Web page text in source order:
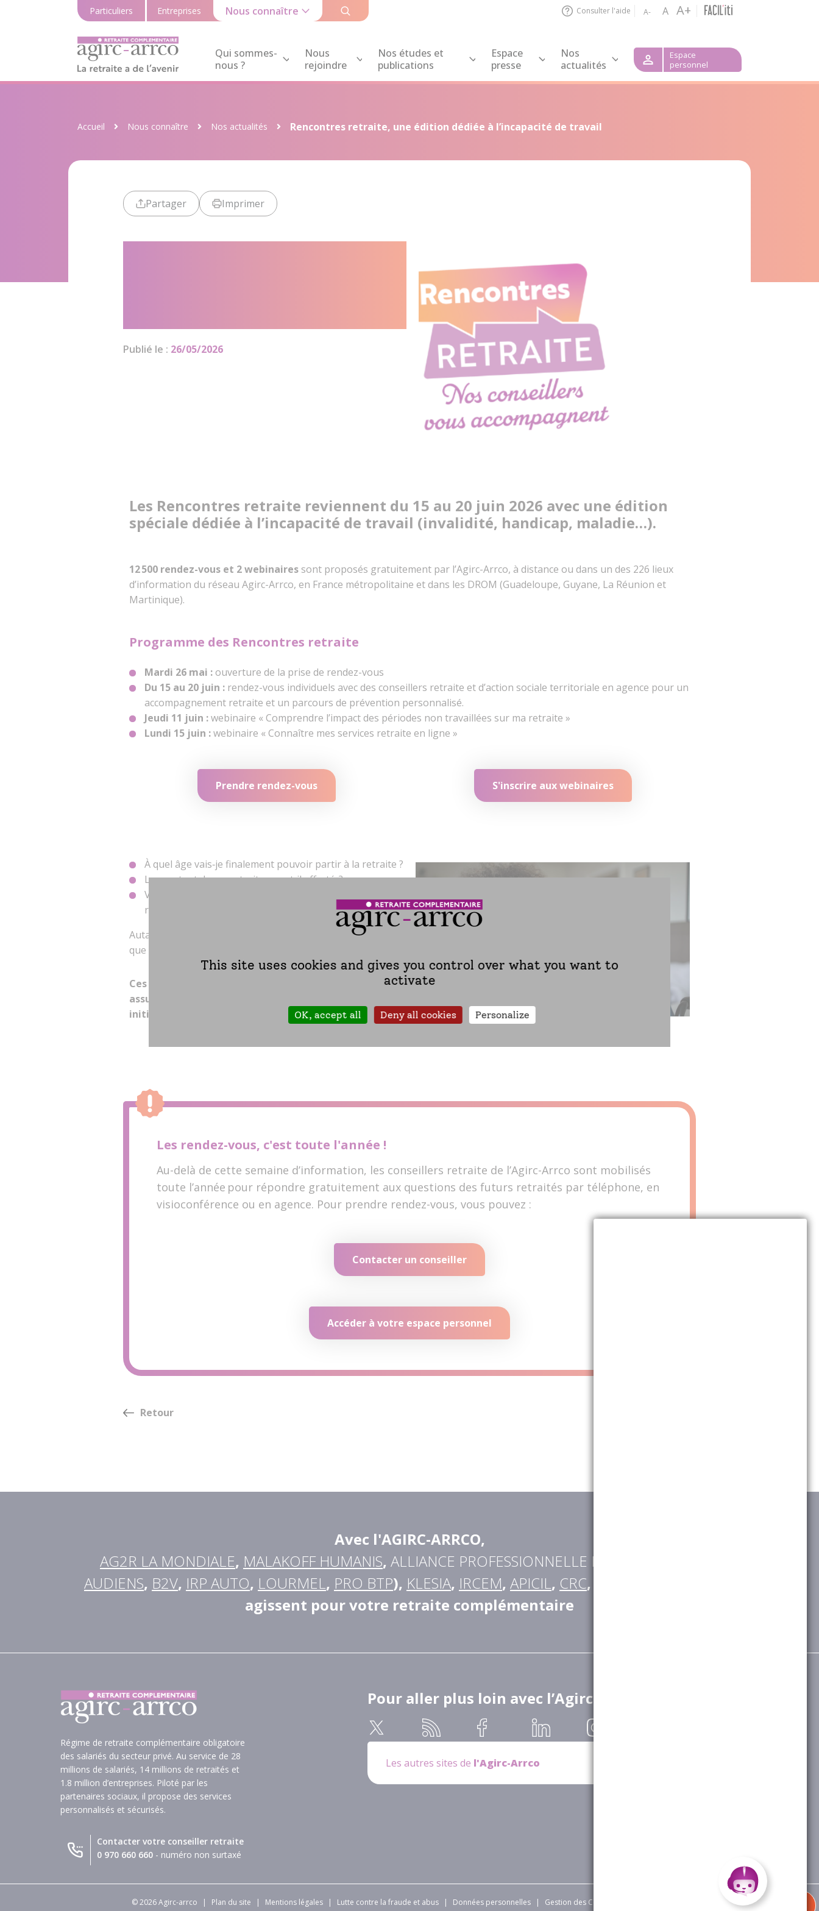
Particuliers Entreprises Nous connaître Consulter l'aide A- A A+
Qui sommes-
nous ?
Nous
rejoindre
Nos études et
publications
Espace
presse
Nos
actualités
Espace
personnel
Accueil Nous connaître Nos actualités Rencontres retraite, une édition dédiée à l’incapacité de travail
Partager Imprimer
Publié le : 26/05/2026
Les Rencontres retraite reviennent du 15 au 20 juin 2026 avec une édition
spéciale dédiée à l’incapacité de travail (invalidité, handicap, maladie…).
12 500 rendez-vous et 2 webinaires sont proposés gratuitement par l’Agirc-Arrco, à distance ou dans un des 226 lieux
d’information du réseau Agirc-Arrco, en France métropolitaine et dans les DROM (Guadeloupe, Guyane, La Réunion et
Martinique).
Programme des Rencontres retraite
Mardi 26 mai : ouverture de la prise de rendez-vous
Du 15 au 20 juin : rendez-vous individuels avec des conseillers retraite et d’action sociale territoriale en agence pour un
accompagnement retraite et un parcours de prévention personnalisé.
Jeudi 11 juin :webinaire « Comprendre l’impact des périodes non travaillées sur ma retraite »
Lundi 15 juin :webinaire « Connaître mes services retraite en ligne »
Prendre rendez-vous S'inscrire aux webinaires
À quel âge vais‑je finalement pouvoir partir à la retraite ?
Le montant de ma retraite sera‑t‑il affecté ?
Vais‑je devoir travailler plus longtemps pour avoir une
retraite à taux plein ?…
Autant de questions que se posent les assurés, à mesure
que s’approche le départ à la retraite.
Ces rendez-vous de 20 minutes sont réservés aux
assurés dont la demande de retraite n’a pas encore été
initiée.
Les rendez-vous, c'est toute l'année !
Au-delà de cette semaine d’information, les conseillers retraite de l’Agirc-Arrco sont mobilisés
toute l’année pour répondre gratuitement aux questions des futurs retraités par téléphone, en
visioconférence ou en agence. Pour prendre rendez-vous, vous pouvez :
Contacter un conseiller
Accéder à votre espace personnel
Retour
Avec l'AGIRC-ARRCO,
AG2R LA MONDIALE, MALAKOFF HUMANIS, ALLIANCE PROFESSIONNELLE RETRAITE
AUDIENS, B2V, IRP AUTO, LOURMEL, PRO BTP), KLESIA, IRCEM, APICIL, CRC,
agissent pour votre retraite complémentaire
Régime de retraite complémentaire obligatoire
des salariés du secteur privé. Au service de 28
millions de salariés, 14 millions de retraités et
1.8 million d’entreprises. Piloté par les
partenaires sociaux, il propose des services
personnalisés et sécurisés.
Contacter votre conseiller retraite
0 970 660 660 - numéro non surtaxé
Pour aller plus loin avec l’Agirc-Arrco
Les autres sites de l'Agirc-Arrco
© 2026 Agirc-arrco | Plan du site | Mentions légales | Lutte contre la fraude et abus | Données personnelles | Gestion des Cookies
This site uses cookies and gives you control over what you want to
activate
OK, accept all Deny all cookies Personalize